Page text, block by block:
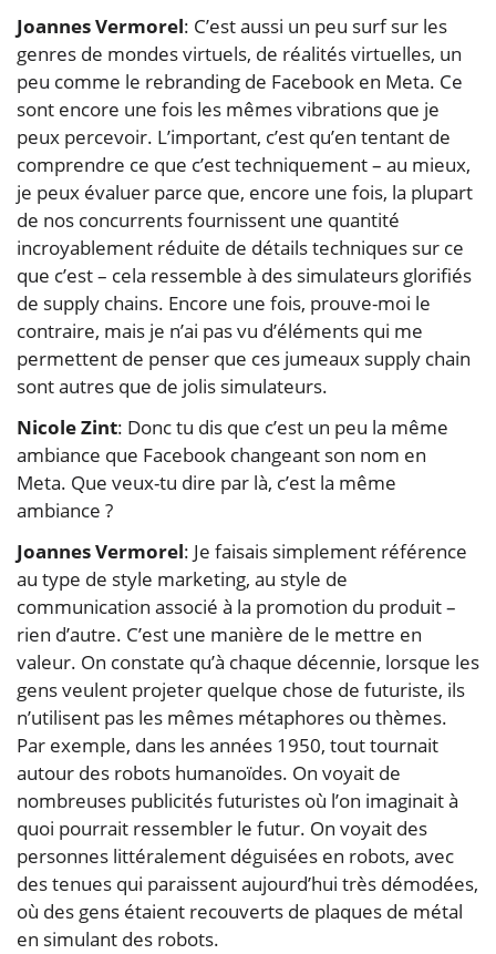
Joannes Vermorel: C’est aussi un peu surf sur les
genres de mondes virtuels, de réalités virtuelles, un
peu comme le rebranding de Facebook en Meta. Ce
sont encore une fois les mêmes vibrations que je
peux percevoir. L’important, c’est qu’en tentant de
comprendre ce que c’est techniquement – au mieux,
je peux évaluer parce que, encore une fois, la plupart
de nos concurrents fournissent une quantité
incroyablement réduite de détails techniques sur ce
que c’est – cela ressemble à des simulateurs glorifiés
de supply chains. Encore une fois, prouve-moi le
contraire, mais je n’ai pas vu d’éléments qui me
permettent de penser que ces jumeaux supply chain
sont autres que de jolis simulateurs.
Nicole Zint: Donc tu dis que c’est un peu la même
ambiance que Facebook changeant son nom en
Meta. Que veux-tu dire par là, c’est la même
ambiance ?
Joannes Vermorel: Je faisais simplement référence
au type de style marketing, au style de
communication associé à la promotion du produit –
rien d’autre. C’est une manière de le mettre en
valeur. On constate qu’à chaque décennie, lorsque les
gens veulent projeter quelque chose de futuriste, ils
n’utilisent pas les mêmes métaphores ou thèmes.
Par exemple, dans les années 1950, tout tournait
autour des robots humanoïdes. On voyait de
nombreuses publicités futuristes où l’on imaginait à
quoi pourrait ressembler le futur. On voyait des
personnes littéralement déguisées en robots, avec
des tenues qui paraissent aujourd’hui très démodées,
où des gens étaient recouverts de plaques de métal
en simulant des robots.